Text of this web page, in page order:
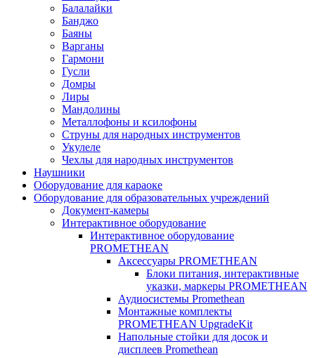
Балалайки
Банджо
Баяны
Варганы
Гармони
Гусли
Домры
Лиры
Мандолины
Металлофоны и ксилофоны
Струны для народных инструментов
Укулеле
Чехлы для народных инструментов
Наушники
Оборудование для караоке
Оборудование для образовательных учреждений
Документ-камеры
Интерактивное оборудование
Интерактивное оборудование
PROMETHEAN
Аксессуары PROMETHEAN
Блоки питания, интерактивные
указки, маркеры PROMETHEAN
Аудиосистемы Promethean
Монтажные комплекты
PROMETHEAN UpgradeKit
Напольные стойки для досок и
дисплеев Promethean